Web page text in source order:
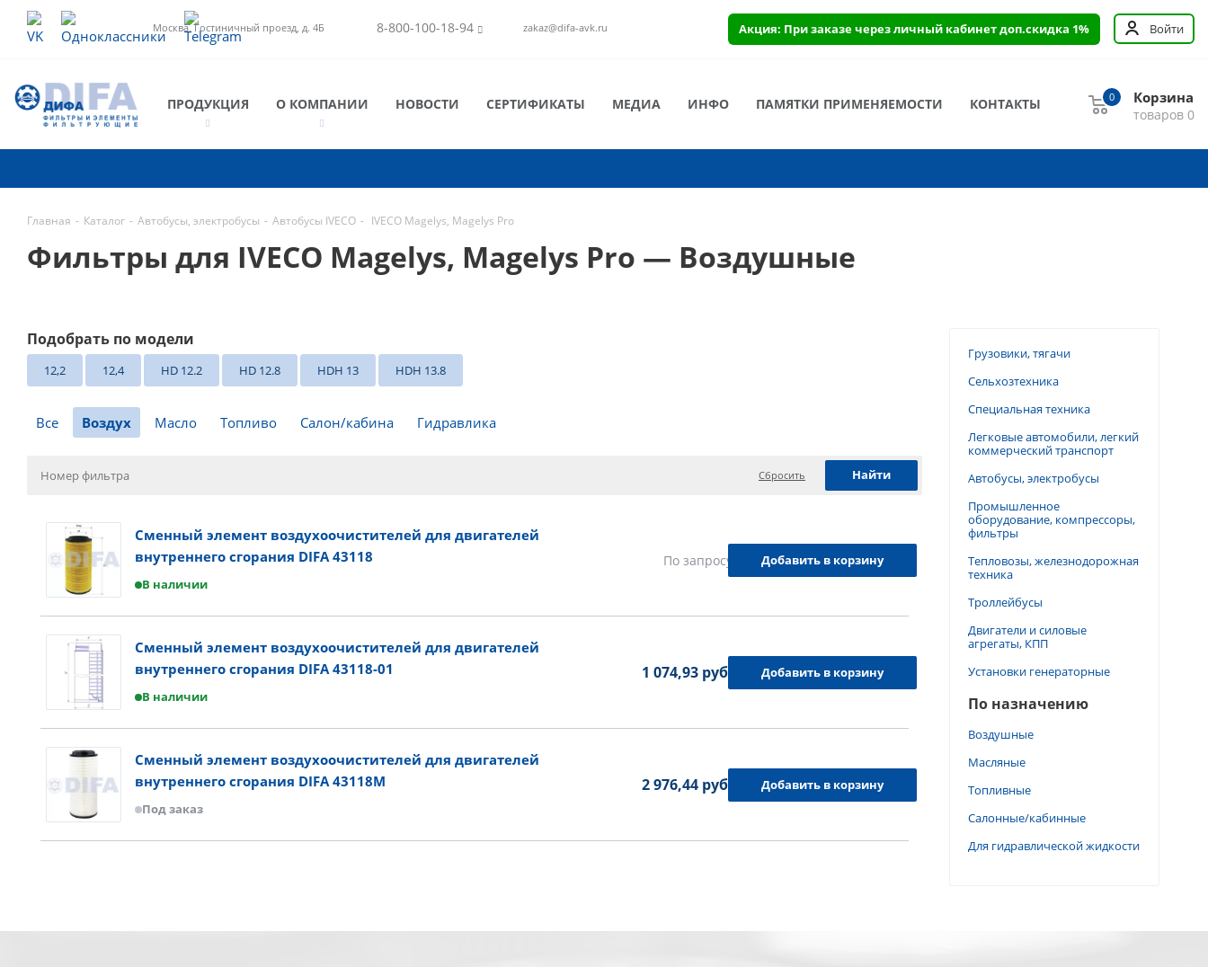
Москва, Гостиничный проезд, д. 4Б 8-800-100-18-94 zakaz@difa-avk.ru Акция: При заказе через личный кабинет доп.скидка 1% Войти
ПРОДУКЦИЯ О КОМПАНИИ НОВОСТИ СЕРТИФИКАТЫ МЕДИА ИНФО ПАМЯТКИ ПРИМЕНЯЕМОСТИ КОНТАКТЫ Корзина
товаров 0
0
Главная - Каталог - Автобусы, электробусы - Автобусы IVECO - IVECO Magelys, Magelys Pro
Фильтры для IVECO Magelys, Magelys Pro — Воздушные
Подобрать по модели
12,2 12,4 HD 12.2 HD 12.8 HDH 13 HDH 13.8
Все Воздух Масло Топливо Салон/кабина Гидравлика
Сбросить
Сменный элемент воздухоочистителей для двигателей
внутреннего сгорания DIFA 43118
В наличии
По запросу Добавить в корзину
Сменный элемент воздухоочистителей для двигателей
внутреннего сгорания DIFA 43118-01
В наличии
1 074,93 руб. Добавить в корзину
Сменный элемент воздухоочистителей для двигателей
внутреннего сгорания DIFA 43118M
Под заказ
2 976,44 руб. Добавить в корзину
Грузовики, тягачи
Сельхозтехника
Специальная техника
Легковые автомобили, легкий
коммерческий транспорт
Автобусы, электробусы
Промышленное
оборудование, компрессоры,
фильтры
Тепловозы, железнодорожная
техника
Троллейбусы
Двигатели и силовые
агрегаты, КПП
Установки генераторные
По назначению
Воздушные
Масляные
Топливные
Салонные/кабинные
Для гидравлической жидкости